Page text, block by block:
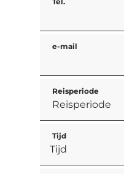
e-mail
Reisperiode
Tijd